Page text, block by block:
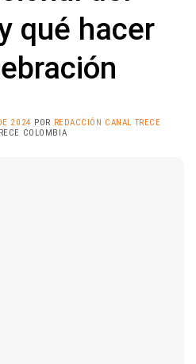
qué hacer
2024 POR REDACCIÓN CANAL TRECE
COLOMBIA